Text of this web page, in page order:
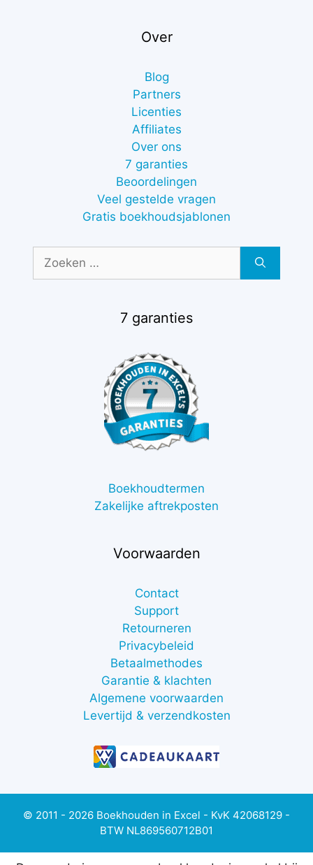
Over
Blog
Partners
Licenties
Affiliates
Over ons
7 garanties
Beoordelingen
Veel gestelde vragen
Gratis boekhoudsjablonen
naar:
7 garanties
Boekhoudtermen
Zakelijke aftrekposten
Voorwaarden
Contact
Support
Retourneren
Privacybeleid
Betaalmethodes
Garantie & klachten
Algemene voorwaarden
Levertijd & verzendkosten
© 2011 - 2026 Boekhouden in Excel - KvK 42068129 -
BTW NL869560712B01